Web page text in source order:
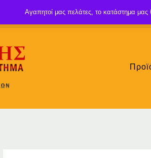
Αγαπητοί μας πελάτες, το κατάστημα μας